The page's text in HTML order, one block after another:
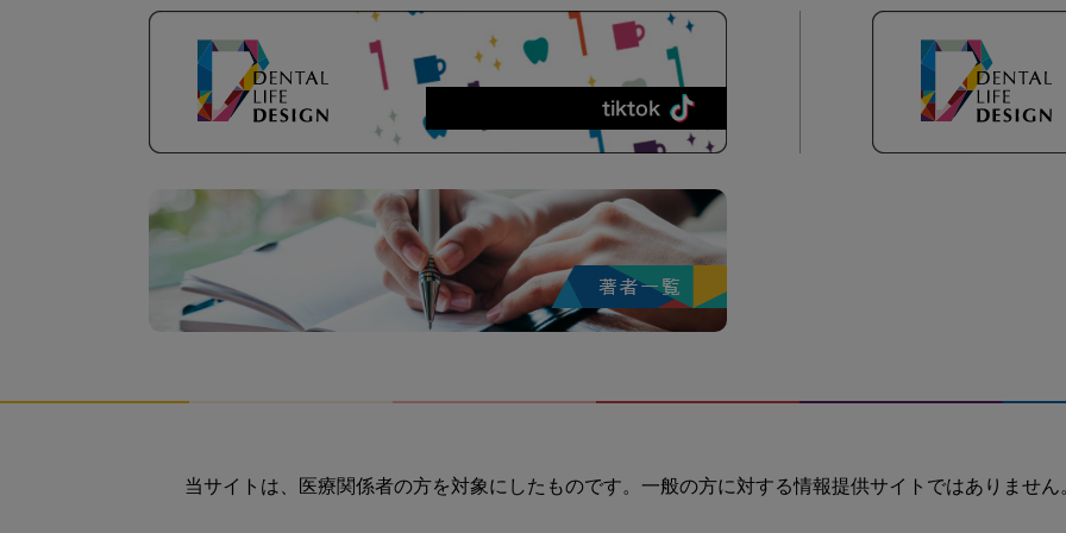
当サイトは、医療関係者の方を対象にしたものです。一般の方に対する情報提供サイトではありません